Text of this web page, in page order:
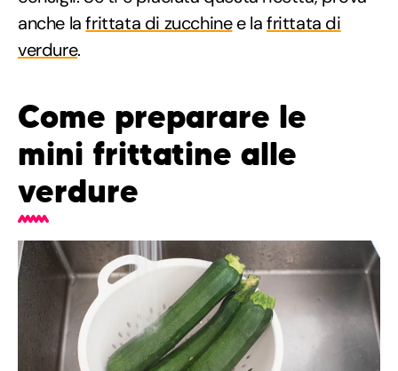
anche lafrittata di zucchinee lafrittata di
verdure.
Come preparare le
mini frittatine alle
verdure